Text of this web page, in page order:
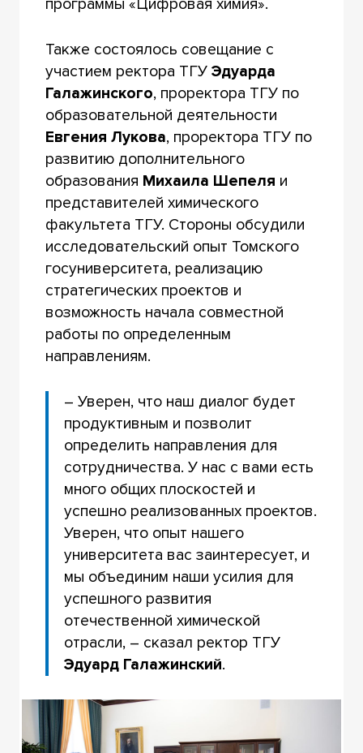
Также состоялось совещание с
участием ректора ТГУ Эдуарда
Галажинского, проректора ТГУ по
образовательной деятельности
Евгения Лукова, проректора ТГУ по
развитию дополнительного
образования Михаила Шепеля и
представителей химического
факультета ТГУ. Стороны обсудили
исследовательский опыт Томского
госуниверситета, реализацию
стратегических проектов и
возможность начала совместной
работы по определенным
направлениям.
– Уверен, что наш диалог будет
продуктивным и позволит
определить направления для
сотрудничества. У нас с вами есть
много общих плоскостей и
успешно реализованных проектов.
Уверен, что опыт нашего
университета вас заинтересует, и
мы объединим наши усилия для
успешного развития
отечественной химической
отрасли, – сказал ректор ТГУ
Эдуард Галажинский.